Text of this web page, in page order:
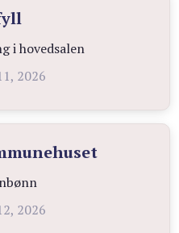
i hovedsalen
2026
2026